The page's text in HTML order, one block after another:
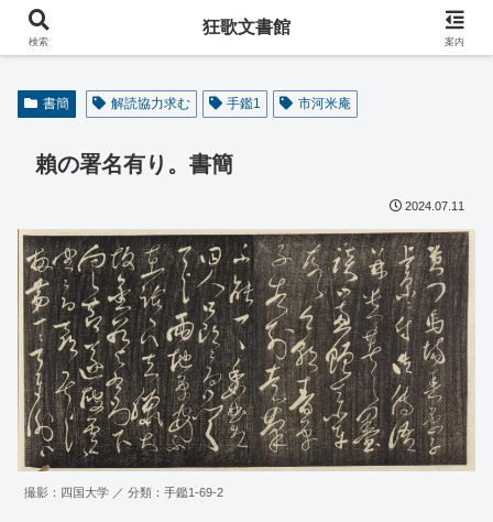
阿波の狂歌師・遠藤春足コレクション
書簡 解読協力求む 手鑑1 市河米庵
賴の署名有り。書簡
2024.07.11
撮影：四国大学 ／ 分類：手鑑1-69-2
検索
狂歌文書館
案内